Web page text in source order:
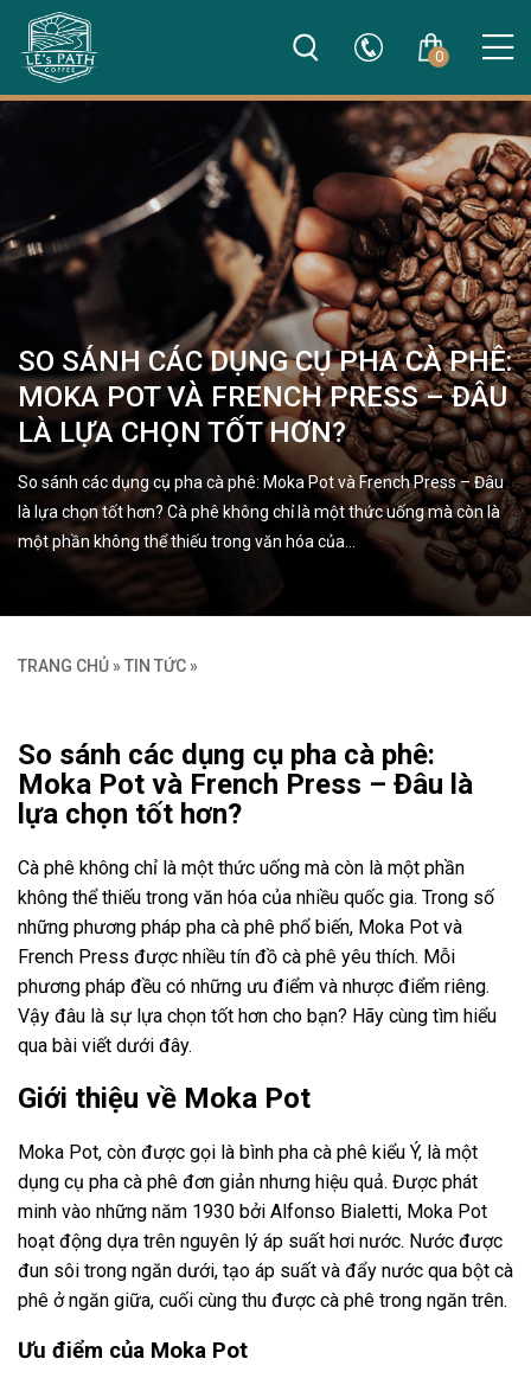
0
SO SÁNH CÁC DỤNG CỤ PHA CÀ PHÊ:
MOKA POT VÀ FRENCH PRESS – ĐÂU
LÀ LỰA CHỌN TỐT HƠN?
So sánh các dụng cụ pha cà phê: Moka Pot và French Press – Đâu
là lựa chọn tốt hơn? Cà phê không chỉ là một thức uống mà còn là
một phần không thể thiếu trong văn hóa của…
TRANG CHỦ » TIN TỨC »
So sánh các dụng cụ pha cà phê:
Moka Pot và French Press – Đâu là
lựa chọn tốt hơn?
Cà phê không chỉ là một thức uống mà còn là một phần
không thể thiếu trong văn hóa của nhiều quốc gia. Trong số
những phương pháp pha cà phê phổ biến, Moka Pot và
French Press được nhiều tín đồ cà phê yêu thích. Mỗi
phương pháp đều có những ưu điểm và nhược điểm riêng.
Vậy đâu là sự lựa chọn tốt hơn cho bạn? Hãy cùng tìm hiểu
qua bài viết dưới đây.
Giới thiệu về Moka Pot
Moka Pot, còn được gọi là bình pha cà phê kiểu Ý, là một
dụng cụ pha cà phê đơn giản nhưng hiệu quả. Được phát
minh vào những năm 1930 bởi Alfonso Bialetti, Moka Pot
hoạt động dựa trên nguyên lý áp suất hơi nước. Nước được
đun sôi trong ngăn dưới, tạo áp suất và đẩy nước qua bột cà
phê ở ngăn giữa, cuối cùng thu được cà phê trong ngăn trên.
Ưu điểm của Moka Pot